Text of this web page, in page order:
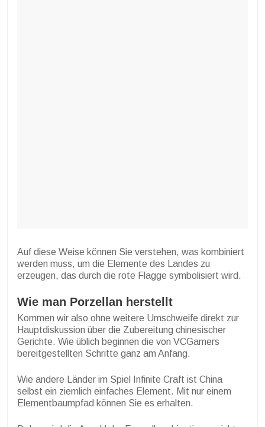
Auf diese Weise können Sie verstehen, was kombiniert
werden muss, um die Elemente des Landes zu
erzeugen, das durch die rote Flagge symbolisiert wird.
Wie man Porzellan herstellt
Kommen wir also ohne weitere Umschweife direkt zur
Hauptdiskussion über die Zubereitung chinesischer
Gerichte. Wie üblich beginnen die von VCGamers
bereitgestellten Schritte ganz am Anfang.
Wie andere Länder im Spiel Infinite Craft ist China
selbst ein ziemlich einfaches Element. Mit nur einem
Elementbaumpfad können Sie es erhalten.